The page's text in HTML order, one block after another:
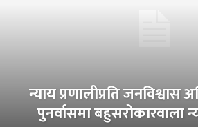
न्याय प्रणालीप्रति जनविश्वास
पुनर्वासमा बहुसरोकारवाला